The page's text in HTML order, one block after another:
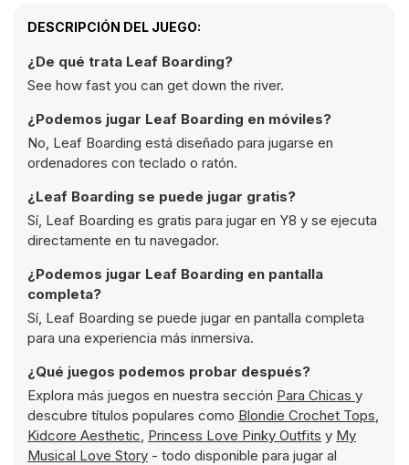
DESCRIPCIÓN DEL JUEGO:
¿De qué trata Leaf Boarding?
See how fast you can get down the river.
¿Podemos jugar Leaf Boarding en móviles?
No, Leaf Boarding está diseñado para jugarse en
ordenadores con teclado o ratón.
¿Leaf Boarding se puede jugar gratis?
Sí, Leaf Boarding es gratis para jugar en Y8 y se ejecuta
directamente en tu navegador.
¿Podemos jugar Leaf Boarding en pantalla
completa?
Sí, Leaf Boarding se puede jugar en pantalla completa
para una experiencia más inmersiva.
¿Qué juegos podemos probar después?
Explora más juegos en nuestra sección Para Chicas y
descubre títulos populares como Blondie Crochet Tops,
Kidcore Aesthetic, Princess Love Pinky Outfits y My
Musical Love Story - todo disponible para jugar al